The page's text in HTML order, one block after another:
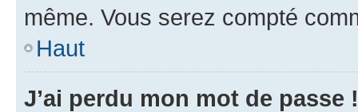
même. Vous serez compté
Haut
J’ai perdu mon mot de passe !